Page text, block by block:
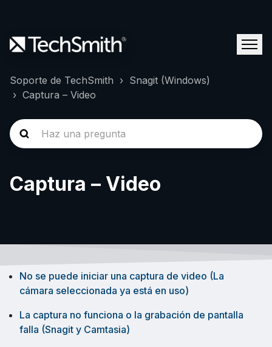
Soporte de TechSmith
Snagit (Windows)
Captura – Video
Captura – Video
No se puede iniciar una captura de video (La
cámara seleccionada ya está en uso)
La captura no funciona o la grabación de pantalla
falla (Snagit y Camtasia)